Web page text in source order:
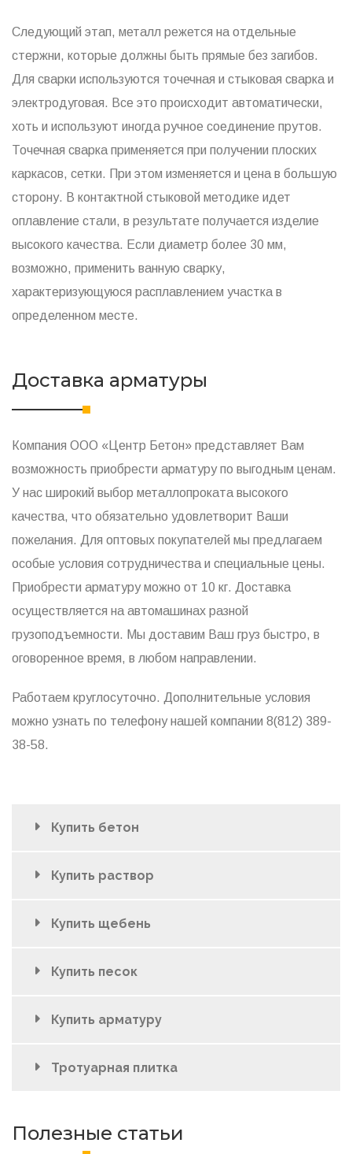
Следующий этап, металл режется на отдельные
стержни, которые должны быть прямые без загибов.
Для сварки используются точечная и стыковая сварка и
электродуговая. Все это происходит автоматически,
хоть и используют иногда ручное соединение прутов.
Точечная сварка применяется при получении плоских
каркасов, сетки. При этом изменяется и цена в большую
сторону. В контактной стыковой методике идет
оплавление стали, в результате получается изделие
высокого качества. Если диаметр более 30 мм,
возможно, применить ванную сварку,
характеризующуюся расплавлением участка в
определенном месте.
Доставка арматуры
Компания ООО «Центр Бетон» представляет Вам
возможность приобрести арматуру по выгодным ценам.
У нас широкий выбор металлопроката высокого
качества, что обязательно удовлетворит Ваши
пожелания. Для оптовых покупателей мы предлагаем
особые условия сотрудничества и специальные цены.
Приобрести арматуру можно от 10 кг. Доставка
осуществляется на автомашинах разной
грузоподъемности. Мы доставим Ваш груз быстро, в
оговоренное время, в любом направлении.
Работаем круглосуточно. Дополнительные условия
можно узнать по телефону нашей компании 8(812) 389-
38-58.
Купить бетон
Купить раствор
Купить щебень
Купить песок
Купить арматуру
Тротуарная плитка
Полезные статьи